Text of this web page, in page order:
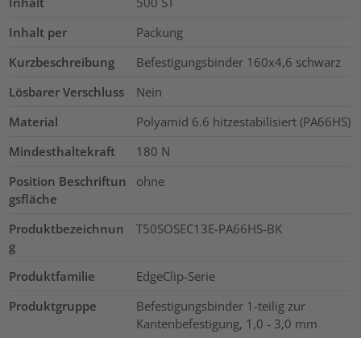
Inhalt per
Packung
Kurzbeschreibung
Befestigungsbinder 160x4,6 schwarz
Lösbarer Verschluss
Nein
Material
Polyamid 6.6 hitzestabilisiert (PA66HS)
Mindesthaltekraft
180 N
Position Beschriftun
gsfläche
ohne
Produktbezeichnun
g
T50SOSEC13E-PA66HS-BK
Produktfamilie
EdgeClip-Serie
Produktgruppe
Befestigungsbinder 1-teilig zur
Kantenbefestigung, 1,0 - 3,0 mm